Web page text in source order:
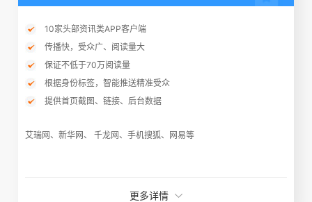
10家头部资讯类APP客户端
传播快，受众广、阅读量大
保证不低于70万阅读量
根据身份标签，智能推送精准受众
提供首页截图、链接、后台数据
艾瑞网、新华网、 千龙网、手机搜狐、网易等
更多详情